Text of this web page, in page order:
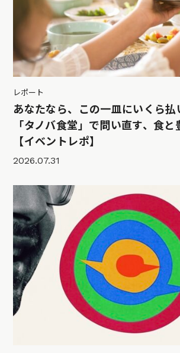
レポート
あなたなら、この一皿にいくら払
「タノバ食堂」で問い直す、食
【イベントレポ】
2026.07.31